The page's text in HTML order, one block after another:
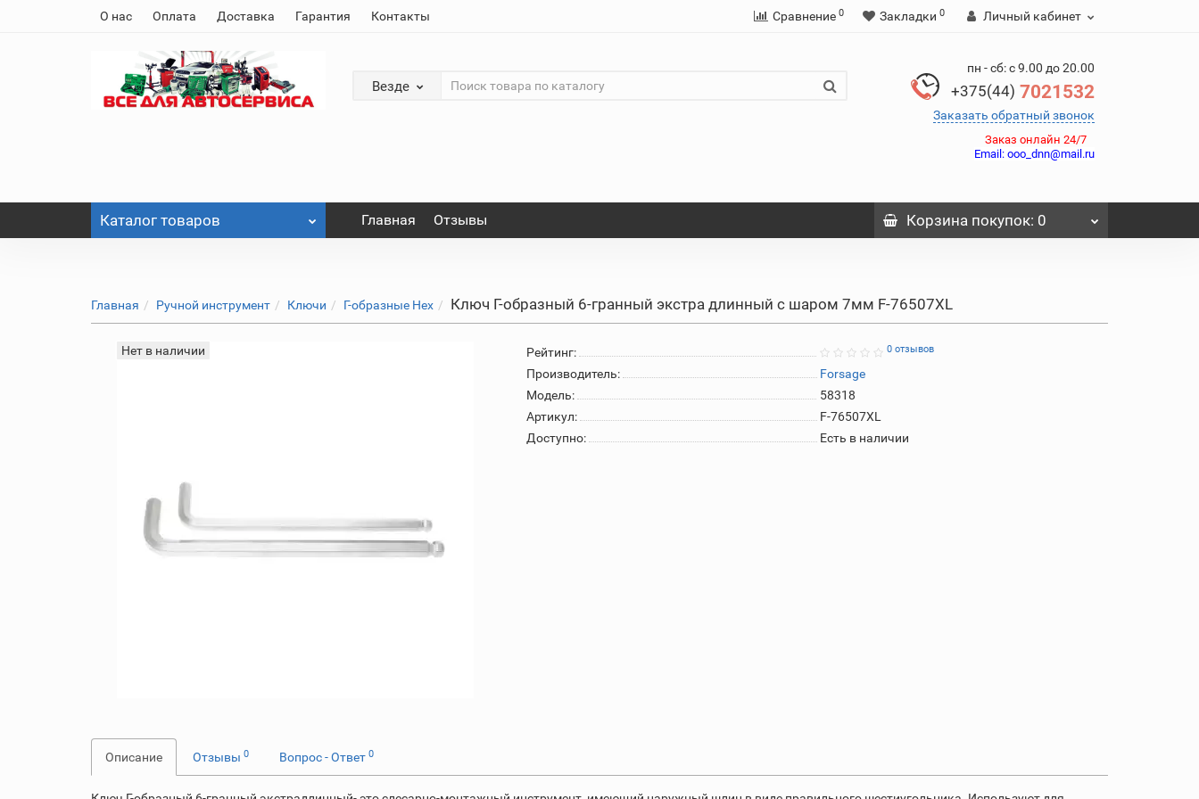
О нас Оплата Доставка Гарантия Контакты Сравнение 0 Закладки 0 Личный кабинет
Везде
пн - сб: с 9.00 до 20.00
+375(44) 7021532
Заказать обратный звонок
Заказ онлайн 24/7
Email: ooo_dnn@mail.ru
Каталог товаров Главная Отзывы Корзинапокупок: 0
Главная Ручной инструмент Ключи Г-образные Hex Ключ Г-образный 6-гранный экстра длинный с шаром 7мм F-76507XL
Нет в наличии Рейтинг: 0 отзывов
Производитель:
Forsage
Модель:
58318
Артикул:
F-76507XL
Доступно:
Есть в наличии
Описание Отзывы 0 Вопрос - Ответ 0